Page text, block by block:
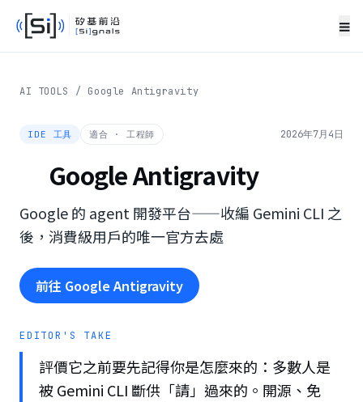
≡
AI TOOLS / Google Antigravity
IDE 工具 適合 ·工程師 2026年7月4日
Google Antigravity
Google 的 agent 開發平台——收編 Gemini CLI 之
後，消費級用戶的唯一官方去處
前往 Google Antigravity
EDITOR'S TAKE
評價它之前要先記得你是怎麼來的：多數人是
被 Gemini CLI 斷供「請」過來的。開源、免